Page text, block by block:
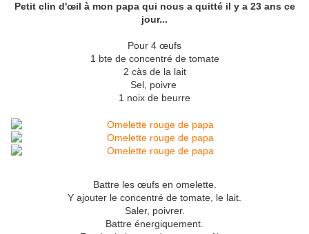
Petit clin d'œil à mon papa qui nous a quitté il y a 23 ans ce
jour...
Pour 4 œufs
1 bte de concentré de tomate
2 càs de la lait
Sel, poivre
1 noix de beurre
Battre les œufs en omelette.
Y ajouter le concentré de tomate, le lait.
Saler, poivrer.
Battre énergiquement.